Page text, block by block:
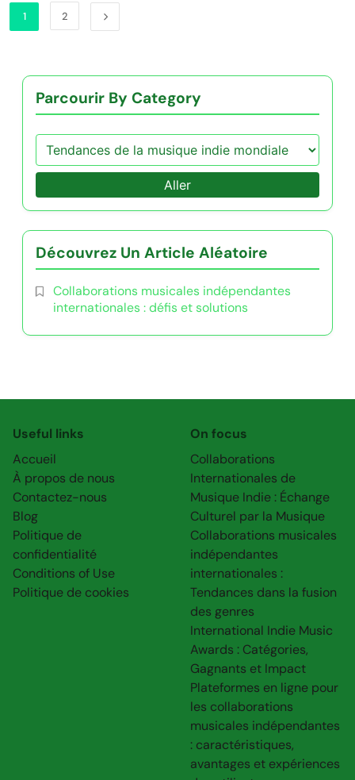
1 2
Parcourir By Category
Aller
Découvrez Un Article Aléatoire
Collaborations musicales indépendantes
internationales : défis et solutions
Useful links
Accueil
À propos de nous
Contactez-nous
Blog
Politique de
confidentialité
Conditions of Use
Politique de cookies
On focus
Collaborations
Internationales de
Musique Indie : Échange
Culturel par la Musique
Collaborations musicales
indépendantes
internationales :
Tendances dans la fusion
des genres
International Indie Music
Awards : Catégories,
Gagnants et Impact
Plateformes en ligne pour
les collaborations
musicales indépendantes
: caractéristiques,
avantages et expériences